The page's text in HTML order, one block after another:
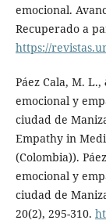
emocional.
Recuperado a
https://
Páez Cala, M.
emocional y
ciudad de
Empathy in
(Colombia)).
emocional y
ciudad de
20(2), 295-310.